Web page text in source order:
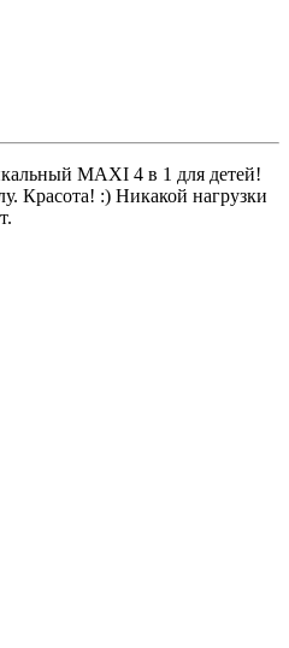
MAXI 4 в 1 для детей!
Красота! :) Никакой нагрузки